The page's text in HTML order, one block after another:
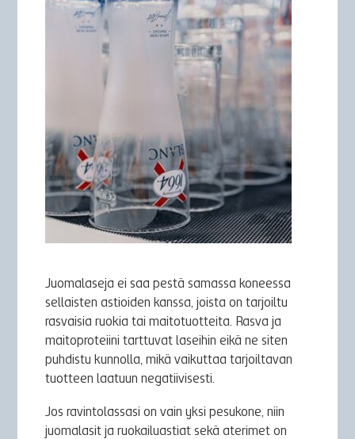
Juomalaseja ei saa pestä samassa koneessa
sellaisten astioiden kanssa, joista on tarjoiltu
rasvaisia ruokia tai maitotuotteita. Rasva ja
maitoproteiini tarttuvat laseihin eikä ne siten
puhdistu kunnolla, mikä vaikuttaa tarjoiltavan
tuotteen laatuun negatiivisesti.
Jos ravintolassasi on vain yksi pesukone, niin
juomalasit ja ruokailuastiat sekä aterimet on